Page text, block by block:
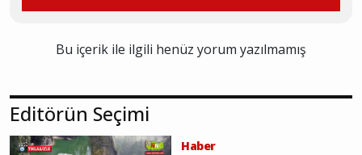
Bu içerik ile ilgili henüz yorum yazılmamış
Editörün Seçimi
Haber